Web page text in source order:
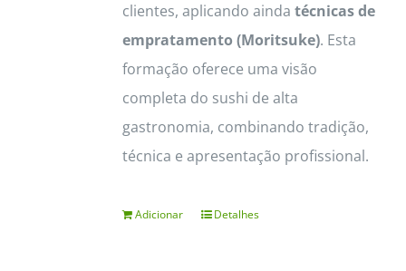
clientes, aplicando ainda técnicas de
empratamento (Moritsuke). Esta
formação oferece uma visão
completa do sushi de alta
gastronomia, combinando tradição,
técnica e apresentação profissional.
Adicionar Detalhes